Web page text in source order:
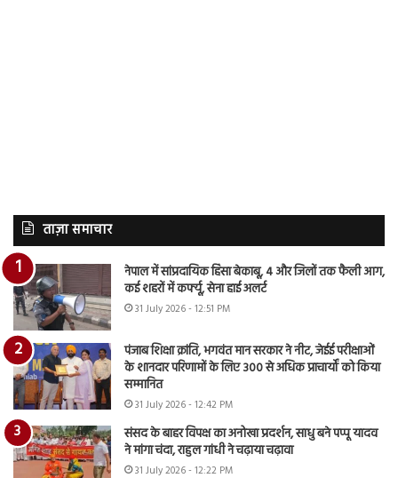
ताज़ा समाचार
नेपाल में सांप्रदायिक हिंसा बेकाबू, 4 और जिलों तक फैली आग,
कई शहरों में कर्फ्यू, सेना हाई अलर्ट
31 July 2026 - 12:51 PM
पंजाब शिक्षा क्रांति, भगवंत मान सरकार ने नीट, जेईई परीक्षाओं
के शानदार परिणामों के लिए 300 से अधिक प्राचार्यों को किया
सम्मानित
31 July 2026 - 12:42 PM
संसद के बाहर विपक्ष का अनोखा प्रदर्शन, साधु बने पप्पू यादव
ने मांगा चंदा, राहुल गांधी ने चढ़ाया चढ़ावा
31 July 2026 - 12:22 PM